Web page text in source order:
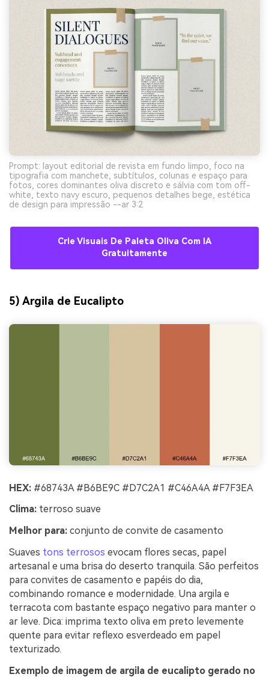
Prompt: layout editorial de revista em fundo limpo, foco na
tipografia com manchete, subtítulos, colunas e espaço para
fotos, cores dominantes oliva discreto e sálvia com tom off-
white, texto navy escuro, pequenos detalhes bege, estética
de design para impressão --ar 3:2
Crie Visuais De Paleta Oliva Com IA
Gratuitamente
5) Argila de Eucalipto
HEX: #68743A #B6BE9C #D7C2A1 #C46A4A #F7F3EA
Clima: terroso suave
Melhor para: conjunto de convite de casamento
Suaves tons terrosos evocam flores secas, papel
artesanal e uma brisa do deserto tranquila. São perfeitos
para convites de casamento e papéis do dia,
combinando romance e modernidade. Una argila e
terracota com bastante espaço negativo para manter o
ar leve. Dica: imprima texto oliva em preto levemente
quente para evitar reflexo esverdeado em papel
texturizado.
Exemplo de imagem de argila de eucalipto gerado no